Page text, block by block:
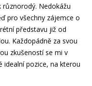
Nedokážu
pro všechny zájemce o
představu již od
Každopádně za svou
zkušeností se mi v
pozice, na kterou